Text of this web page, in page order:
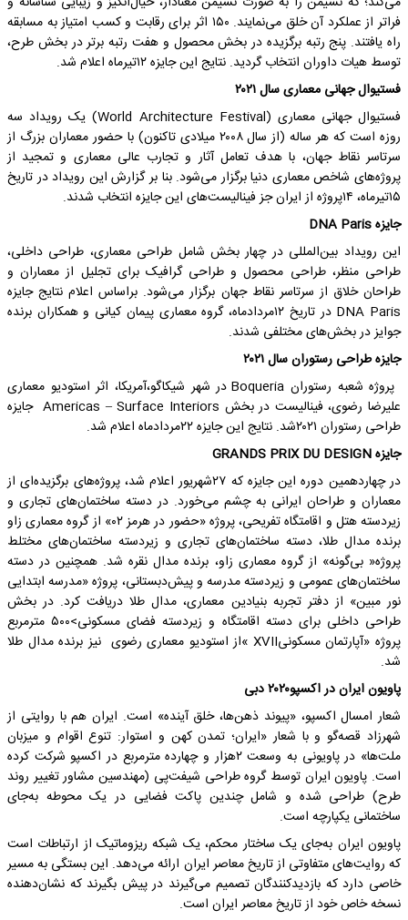
فراتر از عملکرد آن خلق می‌نمایند. ۱۵۰ اثر برای رقابت و کسب امتیاز به مسابقه
راه یافتند. پنج رتبه برگزیده در بخش محصول و هفت رتبه برتر در بخش طرح،
توسط هیات داوران انتخاب گردید. نتایج این جایزه ۱۲تیرماه اعلام شد.
فستیوال جهانی معماری سال ۲۰۲۱
فستیوال جهانی معماری (World Architecture Festival) یک رویداد سه
روزه است که هر ساله (از سال ۲۰۰۸ میلادی تاکنون) با حضور معماران بزرگ از
سرتاسر نقاط جهان، با هدف تعامل آثار و تجارب عالی معماری و تمجید از
پروژه‌های شاخص معماری دنیا برگزار می‌شود. بنا بر گزارش این رویداد در تاریخ
۱۵تیرماه، ۱۴پروژه‌ از ایران جز فینالیست‌های این جایزه انتخاب شدند.
جایزه DNA Paris
این رویداد بین‌المللی در چهار بخش شامل طراحی معماری، طراحی داخلی،
طراحی منظر، طراحی محصول و طراحی گرافیک برای تجلیل از معماران و
طراحان خلاق از سرتاسر نقاط جهان برگزار می‌شود. براساس اعلام نتایج جایزه
DNA Paris در تاریخ ۱۲مردادماه، گروه معماری پیمان کیانی و همکاران برنده
جوایز در بخش‌های مختلفی شدند.
جایزه طراحی رستوران سال ۲۰۲۱
پروژه شعبه رستوران Boqueria در شهر شیکاگو،آمریکا، اثر استودیو معماری
علیرضا رضوی، فینالیست در بخش Americas – Surface Interiors⁠⁠ جایزه
طراحی رستوران ۲۰۲۱شد. نتایج این جایزه ۲۲مردادماه اعلام شد.
جایزه GRANDS PRIX DU DESIGN
در چهاردهمین دوره این جایزه که ۲۷شهریور اعلام شد، پروژه‌های برگزیده‌ای از
معماران و طراحان ایرانی به چشم می‌خورد. در دسته ساختمان‌های تجاری و
زیردسته هتل و اقامتگاه تفریحی، پروژه «حضور در هرمز ۰۲» از گروه معماری زاو
برنده مدال طلا، دسته ساختمان‌های تجاری و زیردسته ساختمان‌های مختلط
پروژه« بی‌گونه» از گروه معماری زاو، برنده مدال نقره شد. همچنین در دسته
ساختمان‌های عمومی و زیردسته مدرسه و پیش‌دبستانی، پروژه «مدرسه ابتدایی
نور مبین» از دفتر تجربه بنیادین معماری، مدال طلا دریافت کرد. در بخش
طراحی داخلی برای دسته اقامتگاه و زیردسته فضای مسکونی>۵۰۰ مترمربع
پروژه «آپارتمان مسکونیXVII »از استودیو معماری رضوی نیز برنده مدال طلا
شد.
پاویون ایران در اکسپو۲۰۲۰ دبی
شعار امسال اکسپو، «پیوند ذهن‌ها، خلق آینده» است. ایران هم با روایتی از
شهرزاد قصه‌گو و با شعار «ایران؛ تمدن کهن و استوار: تنوع اقوام و میزبان
ملت‌ها» در پاویونی به وسعت ۲هزار و چهارده مترمربع در اکسپو شرکت کرده
است. پاویون ایران توسط گروه طراحی شیفت‌پی (مهندسین مشاور تغییر روند
طرح) طراحی شده و شامل چندین پاکت فضایی در یک محوطه به‌جای
ساختمانی یکپارچه است.
پاویون ایران به‌جای یک ساختار محکم، یک شبکه ریزوماتیک از ارتباطات است
که روایت‌های متفاوتی از تاریخ معاصر ایران ارائه می‌دهد. این بستگی به مسیر
خاصی دارد که بازدیدکنندگان تصمیم می‌گیرند در پیش بگیرند که نشان‌دهنده
نسخه خاص خود از تاریخ معاصر ایران است.